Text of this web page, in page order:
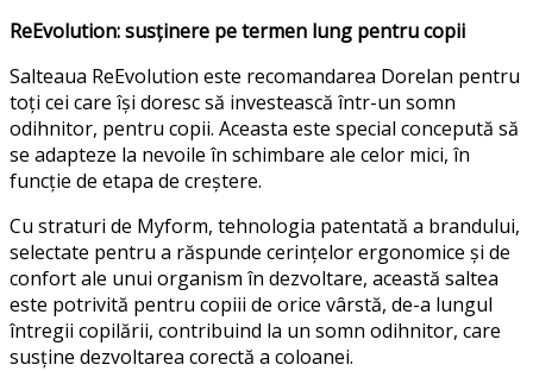
ReEvolution: susținere pe termen lung pentru copii
Salteaua ReEvolution este recomandarea Dorelan pentru
toți cei care își doresc să investească într-un somn
odihnitor, pentru copii. Aceasta este special concepută să
se adapteze la nevoile în schimbare ale celor mici, în
funcție de etapa de creștere.
Cu straturi de Myform, tehnologia patentată a brandului,
selectate pentru a răspunde cerințelor ergonomice și de
confort ale unui organism în dezvoltare, această saltea
este potrivită pentru copiii de orice vârstă, de-a lungul
întregii copilării, contribuind la un somn odihnitor, care
susține dezvoltarea corectă a coloanei.